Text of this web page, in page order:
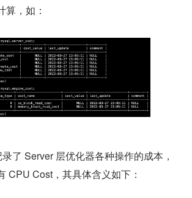
算，如：
了 Server 层优化器各种操作的成本，
CPU Cost，其具体含义如下：